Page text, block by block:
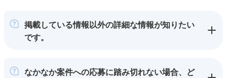
掲載している情報以外の詳細な情報が知りたい
です。
なかなか案件への応募に踏み切れない場合、ど